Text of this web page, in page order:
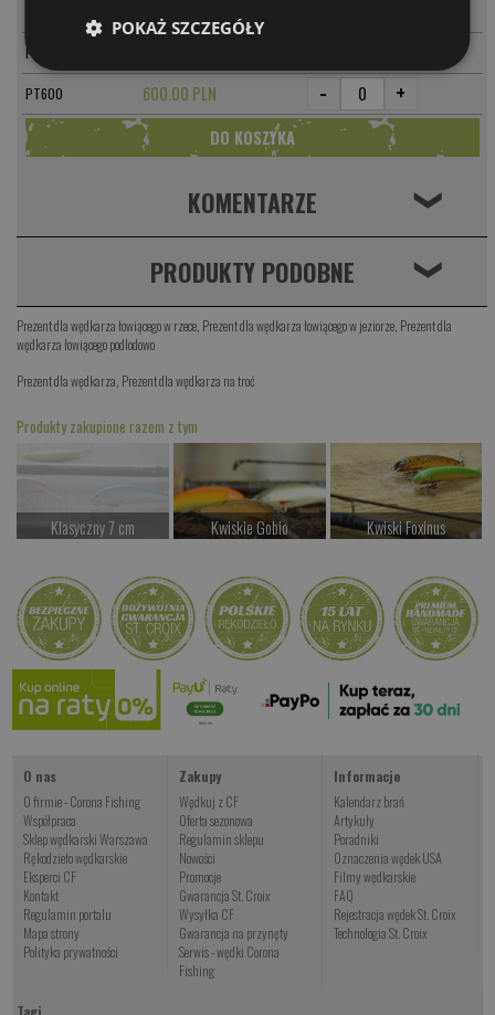
PT500
PT600 600.00 PLN - +
KOMENTARZE ❮
PRODUKTY PODOBNE ❮
Prezent dla wędkarza łowiącego w rzece Prezent dla wędkarza łowiącego w jeziorze Prezent dla
wędkarza łowiącego podlodowo
Prezent dla wędkarza Prezent dla wędkarza na troć
Produkty zakupione razem z tym
Klasyczny 7 cm
Kup teraz >
Kwiskie Gobio
Kup teraz >
Kwiski Foxinus
Kup teraz >
Kogut Black&Red
od 24.00 PLN
Kup teraz >
O nas
O firmie - Corona Fishing
Współpraca
Sklep wędkarski Warszawa
Rękodzieło wędkarskie
Eksperci CF
Kontakt
Regulamin portalu
Mapa strony
Polityka prywatności
Zakupy
Wędkuj z CF
Oferta sezonowa
Regulamin sklepu
Nowości
Promocje
Gwarancja St. Croix
Wysyłka CF
Gwarancja na przynęty
Serwis - wędki Corona
Fishing
Informacje
Kalendarz brań
Artykuły
Poradniki
Oznaczenia wędek USA
Filmy wędkarskie
FAQ
Rejestracja wędek St. Croix
Technologia St. Croix
Tagi
POKAŻ SZCZEGÓŁY